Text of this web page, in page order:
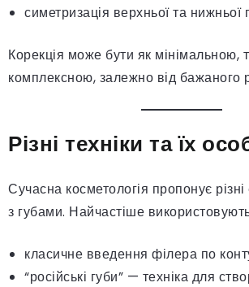
симетризація верхньої та нижньої
Корекція може бути як мінімальною,
комплексною, залежно від бажаного
Різні техніки та їх
Сучасна косметологія пропонує
з губами. Найчастіше
класичне введення філера по
“російські губи” — техніка для